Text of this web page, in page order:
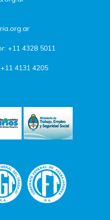
+11 4328 5011
4131 4205